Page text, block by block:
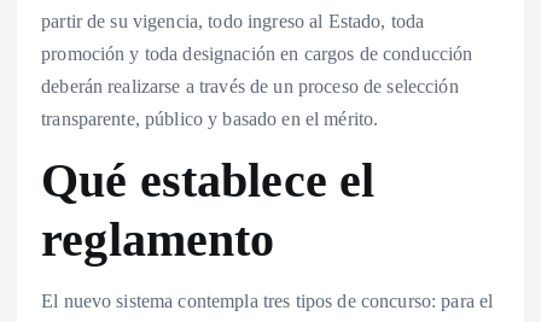
partir de su vigencia, todo ingreso al Estado, toda
promoción y toda designación en cargos de conducción
deberán realizarse a través de un proceso de selección
transparente, público y basado en el mérito.
Qué establece el
reglamento
El nuevo sistema contempla tres tipos de concurso: para el